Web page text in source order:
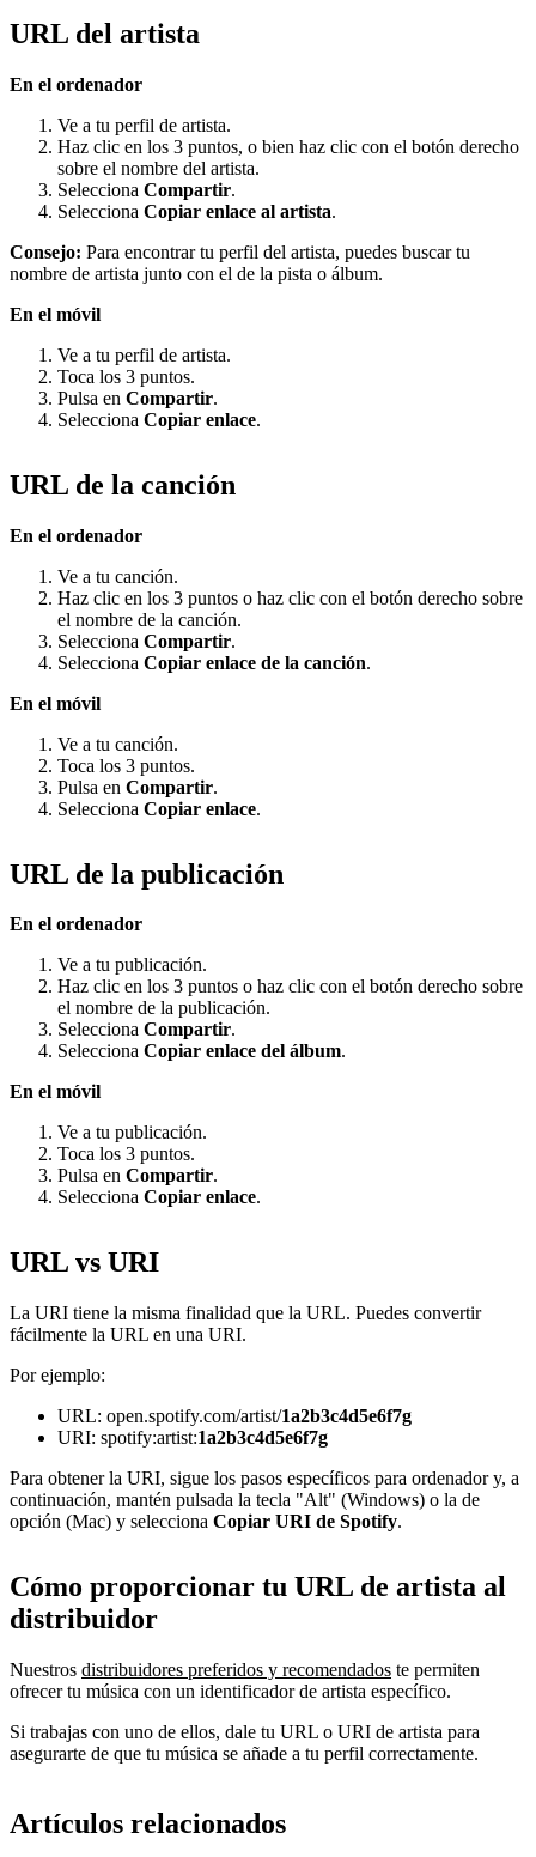
URL del artista
En el ordenador
Ve a tu perfil de artista.
Haz clic en los 3 puntos, o bien haz clic con el botón derecho
sobre el nombre del artista.
Selecciona Compartir.
Selecciona Copiar enlace al artista.
Consejo: Para encontrar tu perfil del artista, puedes buscar tu
nombre de artista junto con el de la pista o álbum.
En el móvil
Ve a tu perfil de artista.
Toca los 3 puntos.
Pulsa en Compartir.
Selecciona Copiar enlace.
URL de la canción
En el ordenador
Ve a tu canción.
Haz clic en los 3 puntos o haz clic con el botón derecho sobre
el nombre de la canción.
Selecciona Compartir.
Selecciona Copiar enlace de la canción.
En el móvil
Ve a tu canción.
Toca los 3 puntos.
Pulsa en Compartir.
Selecciona Copiar enlace.
URL de la publicación
En el ordenador
Ve a tu publicación.
Haz clic en los 3 puntos o haz clic con el botón derecho sobre
el nombre de la publicación.
Selecciona Compartir.
Selecciona Copiar enlace del álbum.
En el móvil
Ve a tu publicación.
Toca los 3 puntos.
Pulsa en Compartir.
Selecciona Copiar enlace.
URL vs URI
La URI tiene la misma finalidad que la URL. Puedes convertir
fácilmente la URL en una URI.
Por ejemplo:
URL: open.spotify.com/artist/1a2b3c4d5e6f7g
URI: spotify:artist:1a2b3c4d5e6f7g
Para obtener la URI, sigue los pasos específicos para ordenador y, a
continuación, mantén pulsada la tecla "Alt" (Windows) o la de
opción (Mac) y selecciona Copiar URI de Spotify.
Cómo proporcionar tu URL de artista al
distribuidor
Nuestros distribuidores preferidos y recomendados te permiten
ofrecer tu música con un identificador de artista específico.
Si trabajas con uno de ellos, dale tu URL o URI de artista para
asegurarte de que tu música se añade a tu perfil correctamente.
Artículos relacionados